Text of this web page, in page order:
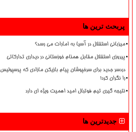
پربحث ترین ها
میزبانی استقلال در آسیا به امارات می رسد؟
پیروزی استقلال مقابل همنام خوزستانی در دیداری تدارکاتی
دردسر جدید برای سرخپوشان پیام بازیکن مازادی که پرسپولیس
را نگران کرد!
نتیجه گیری تیم فوتبال امید اهمیت ویژه ای دارد
جدیدترین ها